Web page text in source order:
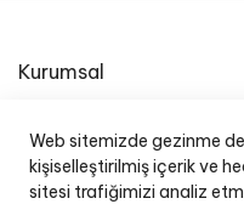
Web sitemizde gezinme
kişiselleştirilmiş içerik ve
sitesi trafiğimizi analiz
Kurumsal
E-Posta